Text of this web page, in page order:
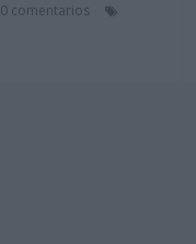
0 comentarios